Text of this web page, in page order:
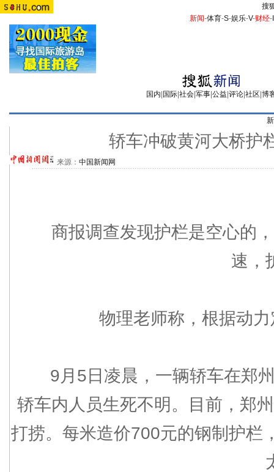
搜
新闻-体育-S-娱乐-V-财经-
国内 国际| 社会| 军事| 公益 评论| 社区 博
轿车冲破黄河大桥护
来源： 中国新闻网
商报调查发现护栏是空心的，
速，
物理老师称，根据动力
9月5日凌晨，一辆轿车在郑州
轿车内人员生死不明。目前，郑
打捞。每米造价700元的钢制护栏